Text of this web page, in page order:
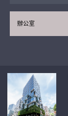
辦公室